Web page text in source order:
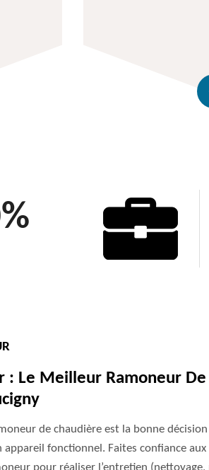
%
: Le Meilleur Ramoneur
de chaudière est la bonne
appareil fonctionnel. Faites confiance
pour réaliser l’entretien